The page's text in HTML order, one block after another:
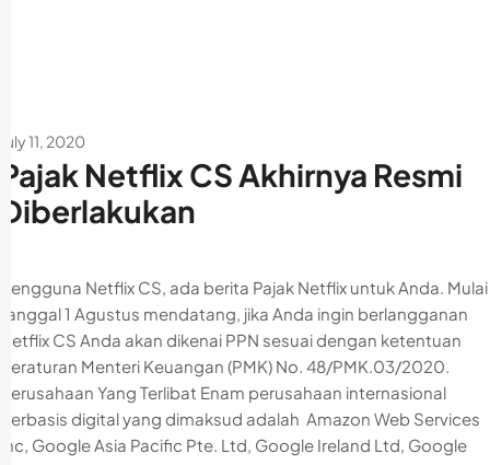
July 11, 2020
Pajak Netflix CS Akhirnya Resmi
Diberlakukan
Pengguna Netflix CS, ada berita Pajak Netflix untuk Anda. Mulai
tanggal 1 Agustus mendatang, jika Anda ingin berlangganan
Netflix CS Anda akan dikenai PPN sesuai dengan ketentuan
Peraturan Menteri Keuangan (PMK) No. 48/PMK.03/2020.
Perusahaan Yang Terlibat Enam perusahaan internasional
berbasis digital yang dimaksud adalah Amazon Web Services
Inc, Google Asia Pacific Pte. Ltd, Google Ireland Ltd, Google